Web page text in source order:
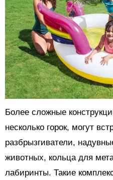
Более сложные
несколько горок, могут
разбрызгиватели,
животных, кольца для
лабиринты. Такие